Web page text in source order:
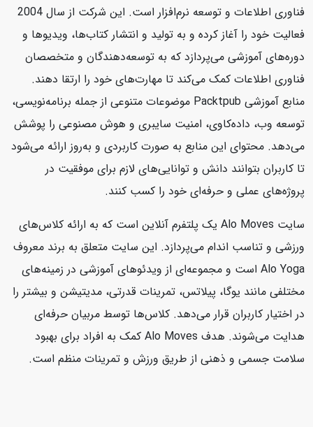
فناوری اطلاعات و توسعه نرم‌افزار است. این شرکت از سال 2004
فعالیت خود را آغاز کرده و به تولید و انتشار کتاب‌ها، ویدیوها و
دوره‌های آموزشی می‌پردازد که به توسعه‌دهندگان و متخصصان
فناوری اطلاعات کمک می‌کند تا مهارت‌های خود را ارتقا دهند.
منابع آموزشی Packtpub موضوعات متنوعی از جمله برنامه‌نویسی،
توسعه وب، داده‌کاوی، امنیت سایبری و هوش مصنوعی را پوشش
می‌دهد. محتوای این منابع به صورت کاربردی و به‌روز ارائه می‌شود
تا کاربران بتوانند دانش و توانایی‌های لازم برای موفقیت در
پروژه‌های عملی و حرفه‌ای خود را کسب کنند.
سایت Alo Moves یک پلتفرم آنلاین است که به ارائه کلاس‌های
ورزشی و تناسب اندام می‌پردازد. این سایت متعلق به برند معروف
Alo Yoga است و مجموعه‌ای از ویدئوهای آموزشی در زمینه‌های
مختلفی مانند یوگا، پیلاتس، تمرینات قدرتی، مدیتیشن و بیشتر را
در اختیار کاربران قرار می‌دهد. کلاس‌ها توسط مربیان حرفه‌ای
هدایت می‌شوند. هدف Alo Moves کمک به افراد برای بهبود
سلامت جسمی و ذهنی از طریق ورزش و تمرینات منظم است.